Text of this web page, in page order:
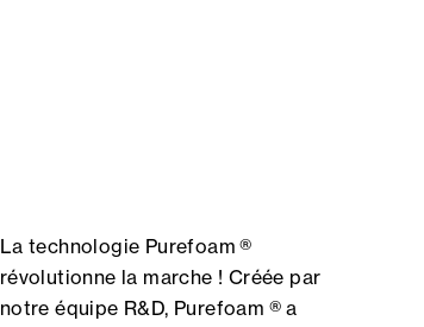
La technologie Purefoam ®
révolutionne la marche ! Créée par
notre équipe R&D, Purefoam ® a